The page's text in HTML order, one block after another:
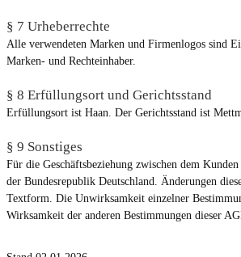
§ 7 Urheberrechte
Alle verwendeten Marken und Firmenlogos sind
Marken- und Rechteinhaber.
§ 8 Erfüllungsort und Gerichtsstand
Erfüllungsort ist Haan. Der Gerichtsstand ist
§ 9 Sonstiges
Für die Geschäftsbeziehung zwischen dem
der Bundesrepublik Deutschland. Änderungen
Textform. Die Unwirksamkeit einzelner
Wirksamkeit der anderen Bestimmungen dieser